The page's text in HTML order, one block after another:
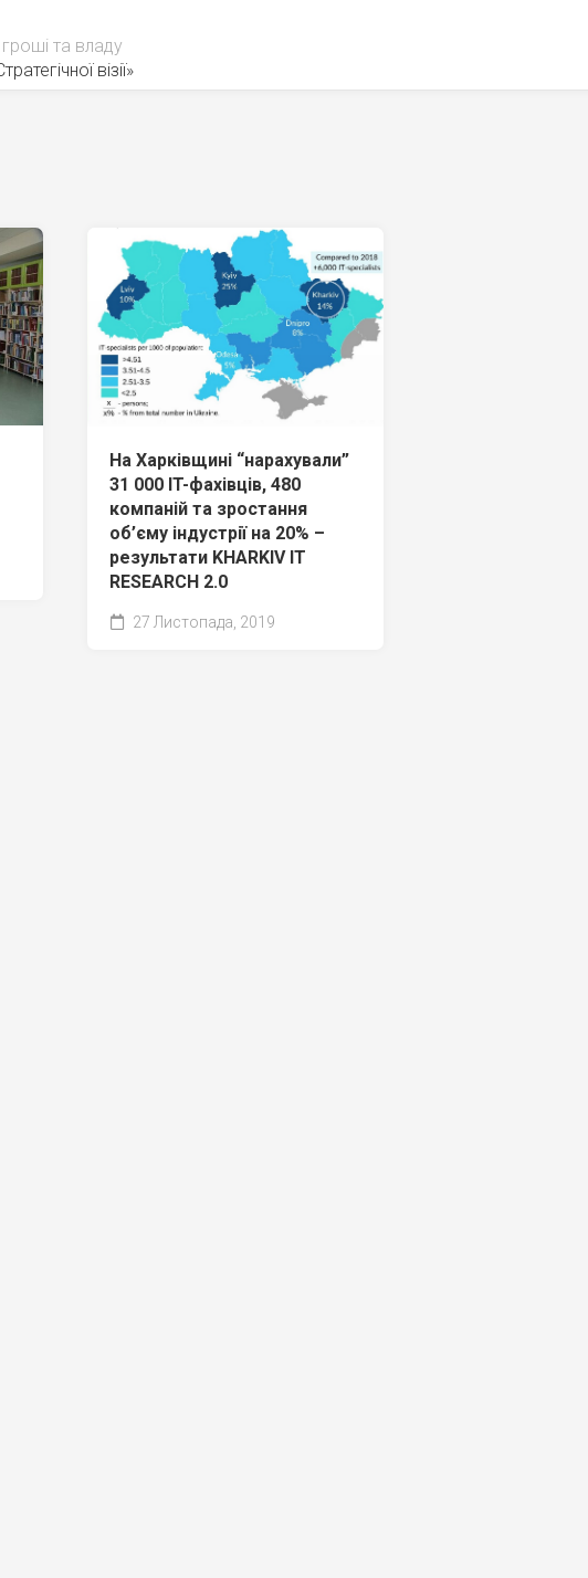
та владу
візії»
На Харківщині “нарахували”
31 000 IT-фахівців, 480
компаній та зростання
об’єму індустрії на 20% –
результати KHARKIV IT
RESEARCH 2.0
27 Листопада, 2019